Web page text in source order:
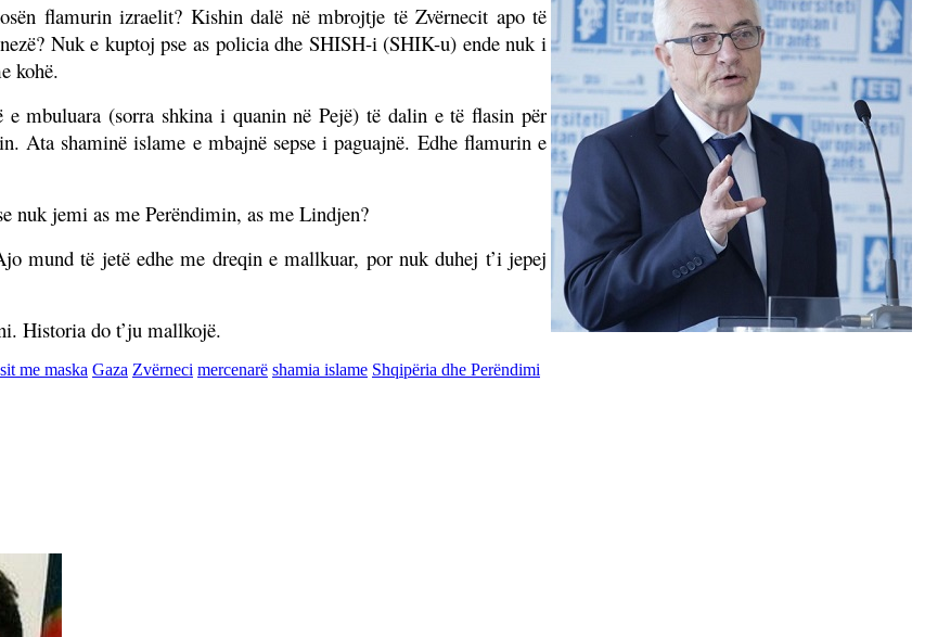
flamurin izraelit? Kishin dalë në mbrojtje të Zvërnecit apo të
Nuk e kuptoj pse as policia dhe SHISH-i (SHIK-u) ende nuk i
kohë.
mbuluara (sorra shkina i quanin në Pejë) të dalin e të flasin për
Ata shaminë islame e mbajnë sepse i paguajnë. Edhe flamurin e
nuk jemi as me Perëndimin, as me Lindjen?
mund të jetë edhe me dreqin e mallkuar, por nuk duhej t’i jepej
Historia do t’ju mallkojë.
me maska Gaza Zvërneci mercenarë shamia islame Shqipëria dhe Perëndimi